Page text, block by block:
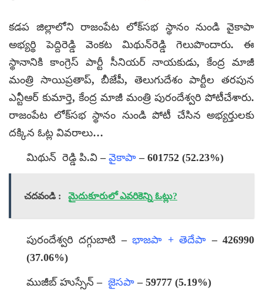
కడప జిల్లాలోని రాజంపేట లోక్‌సభ స్థానం నుండి వైకాపా
అభ్యర్థి పెద్దిరెడ్డి వెంకట మిథున్‌రెడ్డి గెలుపొందారు. ఈ
స్థానానికి కాంగ్రెస్ పార్టీ సీనియర్ నాయకుడు, కేంద్ర మాజీ
మంత్రి సాయిప్రతాప్, బీజేపీ, తెలుగుదేశం పార్టీల తరపున
ఎన్టీఆర్ కుమార్తె, కేంద్ర మాజీ మంత్రి పురందేశ్వరి పోటీచేశారు.
రాజంపేట లోక్‌సభ స్థానం నుండి పోటీ చేసిన అభ్యర్తులకు
దక్కిన ఓట్ల వివరాలు…
మిథున్ రెడ్డి పి.వి – వైకాపా – 601752 (52.23%)
చదవండి : మైదుకూరులో ఎవరికెన్ని ఓట్లు?
పురందేశ్వరి దగ్గుబాటి –భాజపా + తెదేపా – 426990
(37.06%)
ముజీబ్ హుస్సేన్ – జైసపా – 59777 (5.19%)